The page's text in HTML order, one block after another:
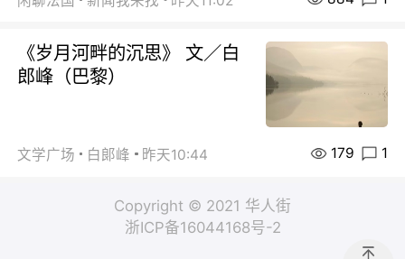
《岁月河畔的沉思》 文／白
郎峰（巴黎）
文学广场 白郞峰 昨天10:44 179 1
Copyright © 2021 华人街
浙ICP备16044168号-2